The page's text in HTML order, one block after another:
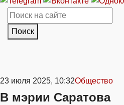
Поиск
23 июля 2025, 10:32Общество
В мэрии Саратова